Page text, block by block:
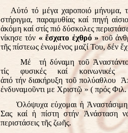
Αὐτό τό μέγα χαροποιό μήνυμα,
στήριγμα, παραμυθίας καί πηγή
ἀκόμη καί στίς πιό δύσκολες
νίκησε τόν « ἔσχατο ἐχθρό »τοῦ
τῆς πίστεως ἑνωμένος μαζί Του, δέν
Μέ τή δύναμη τοῦ
τίς φυσικές καί
ἀπό τήν διακήρυξη τοῦ πολύαθλου
ἐνδυναμοῦντι με Χριστῷ » ( πρός
Ὁλόψυχα εὐχομαι ἡ
Σας καί ἡ πίστη στήν Ἀνάσταση
περιστάσεις τῆς ζωῆς.